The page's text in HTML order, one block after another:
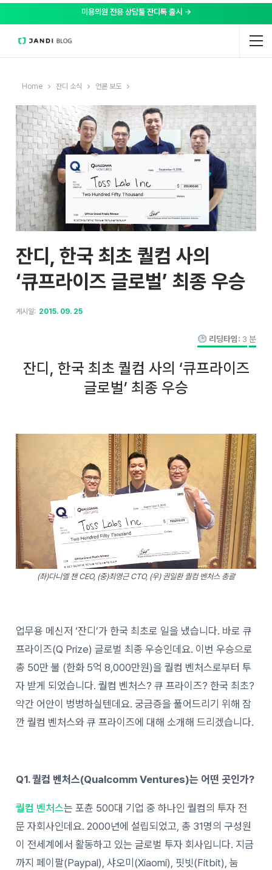
미용의원 전용 상담툴 잔디톡 출시 →
Home 잔디 소식 언론 보도
잔디, 한국 최초 퀄컴 사의
‘큐프라이즈 글로벌’ 최종 우승
게시일: 2015. 09. 25
리딩타임: 3 분
잔디, 한국 최초 퀄컴 사의 ‘큐프라이즈
글로벌’ 최종 우승
(좌)다니엘 챈 CEO, (중)최영근 CTO, (우) 권일환 퀄컴 벤처스 총괄
업무용 메신저 ‘잔디’가 한국 최초로 일을 냈습니다. 바로 큐
프라이즈(Q Prize) 글로벌 최종 우승인데요. 이번 우승으로
총 50만 불 (한화 5억 8,000만원)을 퀄컴 벤처스로부터 투
자 받게 되었습니다. 퀄컴 벤처스? 큐 프라이즈? 한국 최초?
약간 어안이 벙벙하실텐데요. 궁금증을 풀어드리기 위해 잠
깐 퀄컴 벤처스와 큐 프라이즈에 대해 소개해 드리겠습니다.
Q1. 퀄컴 벤처스(Qualcomm Ventures)는 어떤 곳인가?
퀄컴 벤처스는 포츈 500대 기업 중 하나인 퀄컴의 투자 전
문 자회사인데요. 2000년에 설립되었고, 총 31명의 구성원
이 전세계에서 활동하고 있는 글로벌 투자 회사입니다. 지금
까지 페이팔(Paypal), 샤오미(Xiaomi), 핏빗(Fitbit), 눔